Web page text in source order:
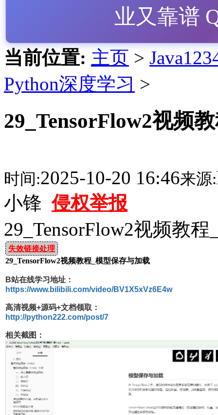
业又靠谱
当前位置: 主页 >
Python深度学习 >
29_TensorFlow2视频
时间:2025-10-20 16:46来源:
小锋侵权举报
29_TensorFlow2视频教
失效链接处理
29_TensorFlow2视频教程_模型保存与加载
B站在线学习地址：
https://www.bilibili.com/video/BV1X5xVz6E4w
高清视频+源码+文档领取：
http://python222.com/post/7
相关截图：